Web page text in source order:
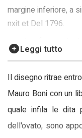
margine inferiore, a
nxit et Del 1796.
angolo inferiore
verso, margine
verso, margine
Leggi tutto
Il disegno ritrae
Mauro Boni con un
quale infila le dita
dell'ovato, sono